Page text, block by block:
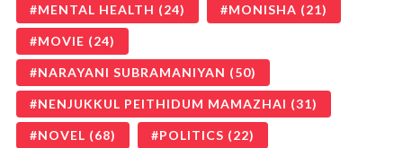
MENTAL HEALTH (24) MONISHA (21)
MOVIE (24)
NARAYANI SUBRAMANIYAN (50)
NENJUKKUL PEITHIDUM MAMAZHAI (31)
NOVEL (68) POLITICS (22)